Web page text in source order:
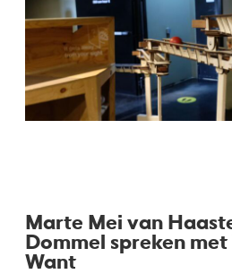
Marte Mei van
Dommel spreken
Want